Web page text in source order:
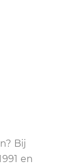
Bij
en